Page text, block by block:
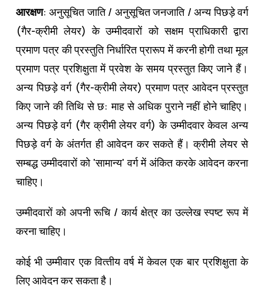
आरक्षण: अनुसूचित जाति / अनुसूचित जनजाति / अन्‍य पिछड़े वर्ग
(गैर-क्रीमी लेयर) के उम्‍मीदवारों को सक्षम प्राधिकारी द्वारा
प्रमाण पत्र की प्रस्‍तुति निर्धारित प्रारूप में करनी होगी तथा मूल
प्रमाण पत्र प्रशिक्षुता में प्रवेश के समय प्रस्‍तुत किए जाने हैं।
अन्‍य पिछड़े वर्ग (गैर-क्रीमी लेयर) प्रमाण पत्र आवेदन प्रस्‍तुत
किए जाने की तिथि से छ: माह से अधिक पुराने नहीं होने चाहिए।
अन्‍य पिछड़े वर्ग (गैर क्रीमी लेयर वर्ग) के उम्‍मीदवार केवल अन्‍य
पिछड़े वर्ग के अंतर्गत ही आवेदन कर सकते हैं। क्रीमी लेयर से
सम्‍बद्ध उम्‍मीदवारों को 'सामान्‍य' वर्ग में अंकित करके आवेदन करना
चाहिए।
उम्‍मीदवारों को अपनी रूचि / कार्य क्षेत्र का उल्‍लेख स्‍पष्‍ट रूप में
करना चाहिए।
कोई भी उम्‍मीवार एक वित्‍तीय वर्ष में केवल एक बार प्रशिक्षुता के
लिए आवेदन कर सकता है।